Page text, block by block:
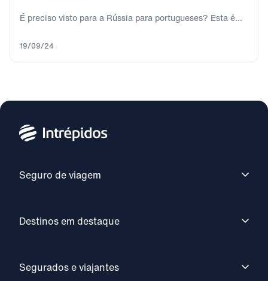
É preciso visto para a Rússia para portugueses? Esta é
19/09/24
Seguro de viagem
Destinos em destaque
Segurados e viajantes